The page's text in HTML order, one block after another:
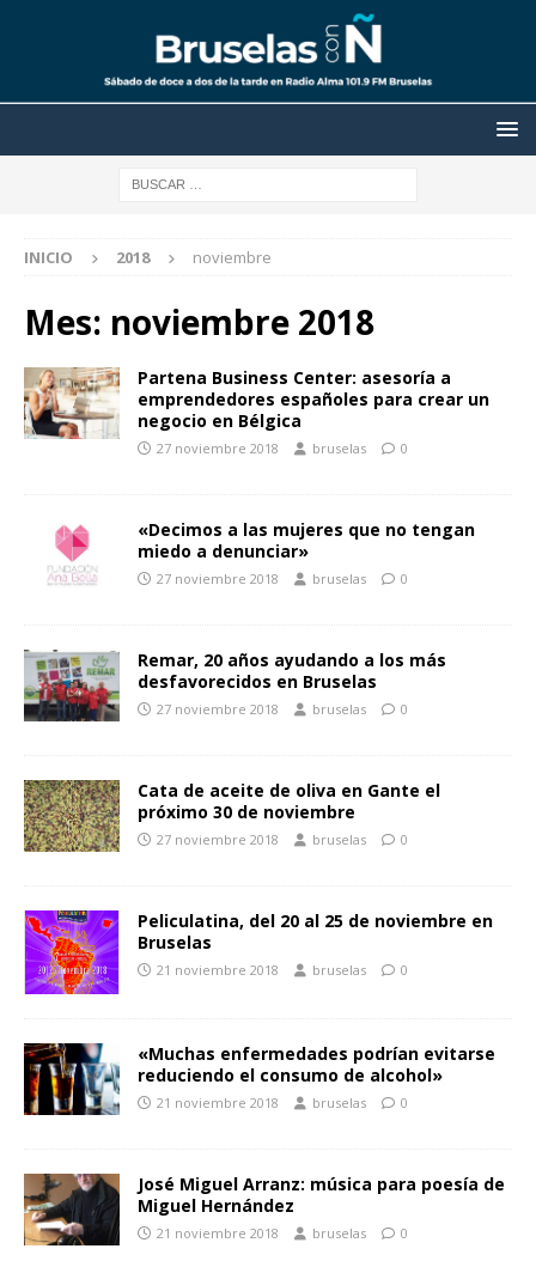
INICIO 2018 noviembre
Mes: noviembre 2018
Partena Business Center: asesoría a
emprendedores españoles para crear un
negocio en Bélgica
27 noviembre 2018 bruselas 0
«Decimos a las mujeres que no tengan
miedo a denunciar»
27 noviembre 2018 bruselas 0
Remar, 20 años ayudando a los más
desfavorecidos en Bruselas
27 noviembre 2018 bruselas 0
Cata de aceite de oliva en Gante el
próximo 30 de noviembre
27 noviembre 2018 bruselas 0
Peliculatina, del 20 al 25 de noviembre en
Bruselas
21 noviembre 2018 bruselas 0
«Muchas enfermedades podrían evitarse
reduciendo el consumo de alcohol»
21 noviembre 2018 bruselas 0
José Miguel Arranz: música para poesía de
Miguel Hernández
21 noviembre 2018 bruselas 0